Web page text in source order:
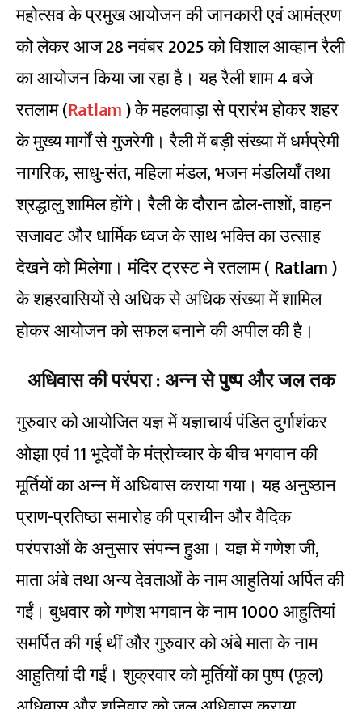
महोत्सव के प्रमुख आयोजन की जानकारी एवं आमंत्रण
को लेकर आज 28 नवंबर 2025 को विशाल आव्हान रैली
का आयोजन किया जा रहा है। यह रैली शाम 4 बजे
रतलाम (Ratlam) के महलवाड़ा से प्रारंभ होकर शहर
के मुख्य मार्गों से गुजरेगी। रैली में बड़ी संख्या में धर्मप्रेमी
नागरिक, साधु-संत, महिला मंडल, भजन मंडलियाँ तथा
श्रद्धालु शामिल होंगे। रैली के दौरान ढोल-ताशों, वाहन
सजावट और धार्मिक ध्वज के साथ भक्ति का उत्साह
देखने को मिलेगा। मंदिर ट्रस्ट ने रतलाम ( Ratlam )
के शहरवासियों से अधिक से अधिक संख्या में शामिल
होकर आयोजन को सफल बनाने की अपील की है।
अधिवास की परंपरा : अन्न से पुष्प और जल तक
गुरुवार को आयोजित यज्ञ में यज्ञाचार्य पंडित दुर्गाशंकर
ओझा एवं 11 भूदेवों के मंत्रोच्चार के बीच भगवान की
मूर्तियों का अन्न में अधिवास कराया गया। यह अनुष्ठान
प्राण-प्रतिष्ठा समारोह की प्राचीन और वैदिक
परंपराओं के अनुसार संपन्न हुआ। यज्ञ में गणेश जी,
माता अंबे तथा अन्य देवताओं के नाम आहुतियां अर्पित की
गईं। बुधवार को गणेश भगवान के नाम 1000 आहुतियां
समर्पित की गई थीं और गुरुवार को अंबे माता के नाम
आहुतियां दी गईं। शुक्रवार को मूर्तियों का पुष्प (फूल)